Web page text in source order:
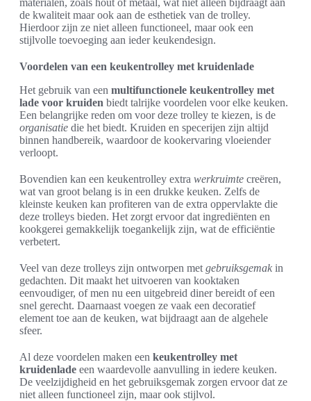
materialen, zoals hout of metaal, wat niet alleen bijdraagt aan
de kwaliteit maar ook aan de esthetiek van de trolley.
Hierdoor zijn ze niet alleen functioneel, maar ook een
stijlvolle toevoeging aan ieder keukendesign.
Voordelen van een keukentrolley met kruidenlade
Het gebruik van een multifunctionele keukentrolley met
lade voor kruiden biedt talrijke voordelen voor elke keuken.
Een belangrijke reden om voor deze trolley te kiezen, is de
organisatie die het biedt. Kruiden en specerijen zijn altijd
binnen handbereik, waardoor de kookervaring vloeiender
verloopt.
Bovendien kan een keukentrolley extra werkruimte creëren,
wat van groot belang is in een drukke keuken. Zelfs de
kleinste keuken kan profiteren van de extra oppervlakte die
deze trolleys bieden. Het zorgt ervoor dat ingrediënten en
kookgerei gemakkelijk toegankelijk zijn, wat de efficiëntie
verbetert.
Veel van deze trolleys zijn ontworpen met gebruiksgemak in
gedachten. Dit maakt het uitvoeren van kooktaken
eenvoudiger, of men nu een uitgebreid diner bereidt of een
snel gerecht. Daarnaast voegen ze vaak een decoratief
element toe aan de keuken, wat bijdraagt aan de algehele
sfeer.
Al deze voordelen maken een keukentrolley met
kruidenlade een waardevolle aanvulling in iedere keuken.
De veelzijdigheid en het gebruiksgemak zorgen ervoor dat ze
niet alleen functioneel zijn, maar ook stijlvol.